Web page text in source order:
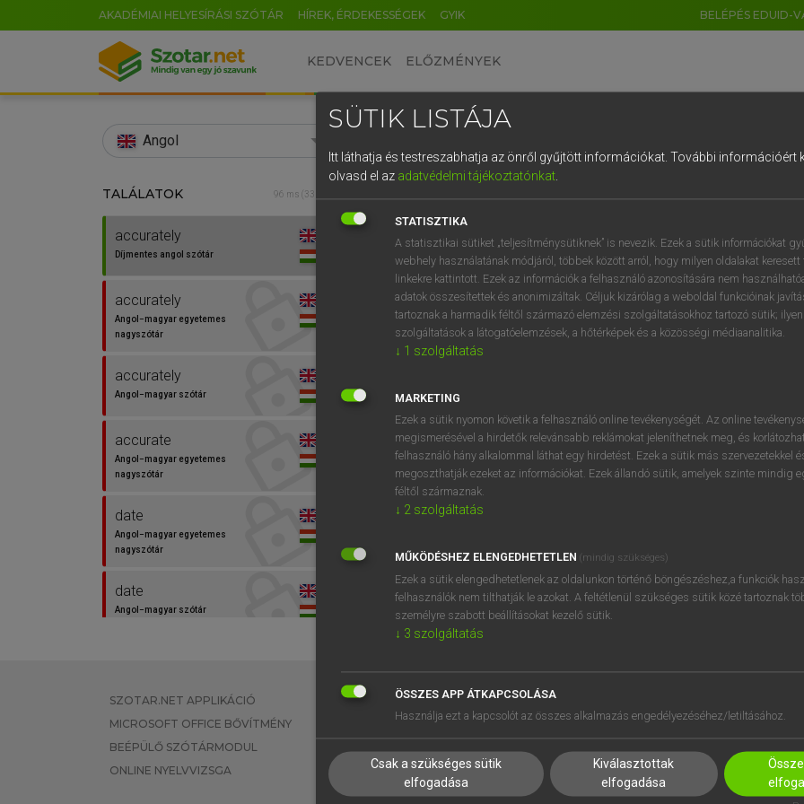
AKADÉMIAI HELYESÍRÁSI SZÓTÁR HÍREK, ÉRDEKESSÉGEK GYIK BELÉPÉS EDUID-
KEDVENCEK ELŐZMÉNYEK
Angol
TALÁLATOK 96 ms (33 db)
accurately
Díjmentes angol szótár
accurately
Angol−magyar egyetemes
nagyszótár
accurately
Angol−magyar szótár
accurate
Angol−magyar egyetemes
nagyszótár
date
Angol−magyar egyetemes
nagyszótár
date
Angol−magyar szótár
határozott
Magyar−angol szótár
Díjmentes angol szótár
accurately hsz
pontosan
helyesen
⚲ accuratelykeresése szótárainkban
SZOTAR.NET APPLIKÁCIÓ
MICROSOFT OFFICE BŐVÍTMÉNY
BEÉPÜLŐ SZÓTÁRMODUL
ONLINE NYELVVIZSGA
EGYÉNI FELHASZNÁLÓKNAK
TANULÓKNAK
VÁLLALATI MEGOLDÁSOK
SÚGÓ
RÓLUNK
SÜTI BEÁLLÍTÁSOK
SÜTIK LISTÁJA
Itt láthatja és testreszabhatja az önről gyűjtött információkat. További információért
olvasd el az adatvédelmi tájékoztatónkat.
STATISZTIKA
A statisztikai sütiket „teljesítménysütiknek” is nevezik. Ezek a sütik információkat
webhely használatának módjáról, többek között arról, hogy milyen oldalakat keresett
linkekre kattintott. Ezek az információk a felhasználó azonosítására nem
adatok összesítettek és anonimizáltak. Céljuk kizárólag a weboldal funkcióinak
tartoznak a harmadik féltől származó elemzési szolgáltatásokhoz tartozó sütik;
szolgáltatások a látogatóelemzések, a hőtérképek és a közösségi médiaanalitika.
↓ 1 szolgáltatás
MARKETING
Ezek a sütik nyomon követik a felhasználó online tevékenységét. Az online
megismerésével a hirdetők relevánsabb reklámokat jeleníthetnek meg, és
felhasználó hány alkalommal láthat egy hirdetést. Ezek a sütik más szervezetekkel
megoszthatják ezeket az információkat. Ezek állandó sütik, amelyek szinte mindig
féltől származnak.
↓ 2 szolgáltatás
MŰKÖDÉSHEZ ELENGEDHETETLEN (mindig szükséges)
Ezek a sütik elengedhetetlenek az oldalunkon történő böngészéshez,a funkciók
felhasználók nem tilthatják le azokat. A feltétlenül szükséges sütik közé tartoznak
személyre szabott beállításokat kezelő sütik.
↓ 3 szolgáltatás
ÖSSZES APP ÁTKAPCSOLÁSA
Használja ezt a kapcsolót az összes alkalmazás engedélyezéséhez/letiltásához.
Csak a szükséges sütik
elfogadása
Kiválasztottak
elfogadása
EN HU DE CN FR ES IT NL
0 1 2 3 4 5 6 7 8 9
q w e r t z u i
a s d f g h j k l é
í y x c v b n m , .